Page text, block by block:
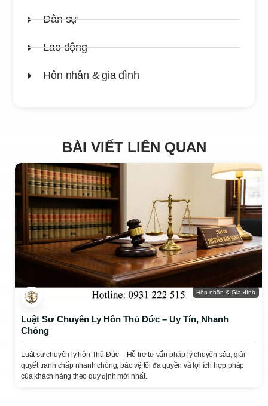
Dân sự
Lao động
Hôn nhân & gia đình
BÀI VIẾT LIÊN QUAN
Hôn nhân & Gia đình
Luật Sư Chuyên Ly Hôn Thủ Đức – Uy Tín, Nhanh
Chóng
Luật sư chuyên ly hôn Thủ Đức – Hỗ trợ tư vấn pháp lý chuyên sâu, giải
quyết tranh chấp nhanh chóng, bảo vệ tối đa quyền và lợi ích hợp pháp
của khách hàng theo quy định mới nhất.